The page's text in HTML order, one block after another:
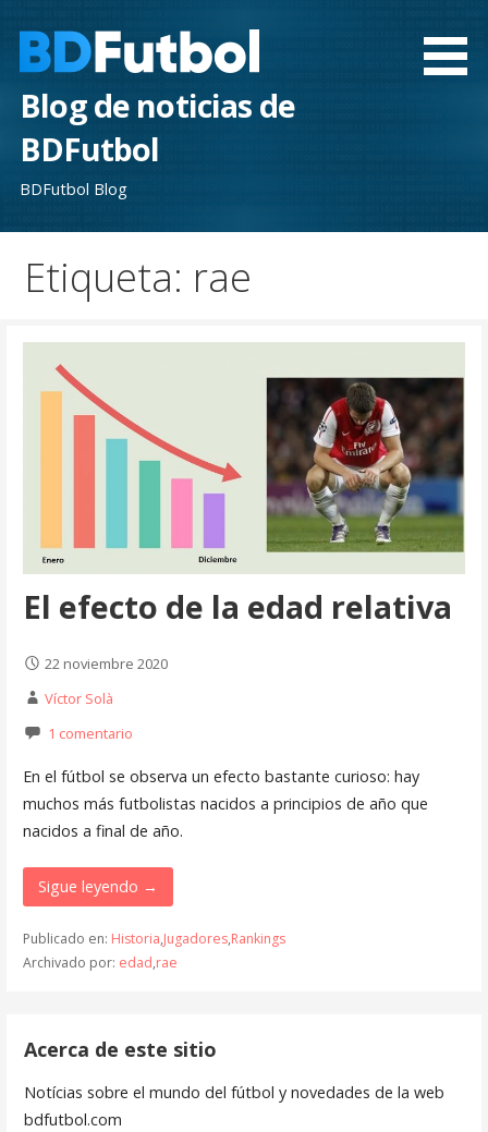
contenido
Blog de noticias de
BDFutbol
BDFutbol Blog
Etiqueta: rae
El efecto de la edad relativa
22 noviembre 2020
Víctor Solà
1 comentario
En el fútbol se observa un efecto bastante curioso: hay
muchos más futbolistas nacidos a principios de año que
nacidos a final de año.
Sigue leyendo →
Publicado en: Historia,Jugadores,Rankings
Archivado por: edad,rae
Acerca de este sitio
Notícias sobre el mundo del fútbol y novedades de la web
bdfutbol.com